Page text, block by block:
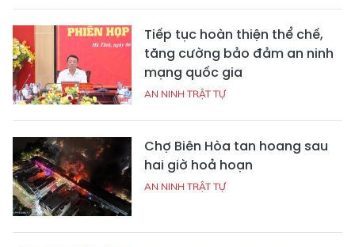
Tiếp tục hoàn thiện thể chế,
tăng cường bảo đảm an ninh
mạng quốc gia
AN NINH TRẬT TỰ
Chợ Biên Hòa tan hoang sau
hai giờ hoả hoạn
AN NINH TRẬT TỰ